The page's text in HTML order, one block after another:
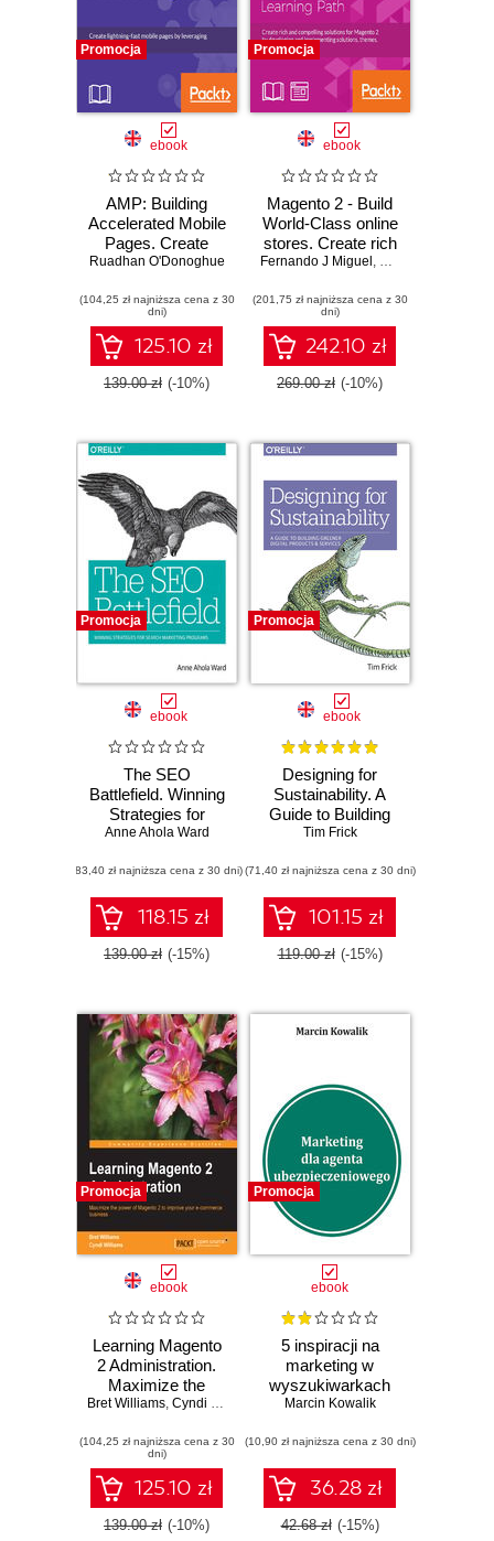
Promocja
ebook
AMP: Building
Accelerated Mobile
Pages. Create
lightning-fast
leveraging AMP
technology
Ruadhan O'Donoghue
(104,25 zł najniższa cena z 30
dni)
125.10 zł
139.00 zł (-10%)
Promocja
ebook
Magento 2 - Build
World-Class online
stores. Create rich
and compelling
Magento 2 by
developing and
implementing
solutions, themes,
and extensions
Fernando J Miguel , Ray Bogman
(201,75 zł najniższa cena z 30
dni)
242.10 zł
269.00 zł (-10%)
Promocja
ebook
The SEO
Battlefield. Winning
Strategies for
Search Marketing
Anne Ahola Ward
(83,40 zł najniższa cena z 30 dni)
118.15 zł
139.00 zł (-15%)
Promocja
ebook
Designing for
Sustainability. A
Guide to Building
Greener Digital
Services
Tim Frick
(71,40 zł najniższa cena z 30 dni)
101.15 zł
119.00 zł (-15%)
Promocja
ebook
Learning Magento
2 Administration.
Maximize the
power of Magento
e-commerce
business
Bret Williams, Cyndi Williams
(104,25 zł najniższa cena z 30
dni)
125.10 zł
139.00 zł (-10%)
Promocja
ebook
5 inspiracji na
marketing w
wyszukiwarkach
dla agentów
Pozyskiwanie
klientów na
ubezpieczenia w
Google
Marcin Kowalik
(10,90 zł najniższa cena z 30 dni)
36.28 zł
42.68 zł (-15%)